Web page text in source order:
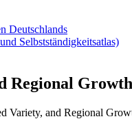
Deutschlands
Selbstständigkeitsatlas)
Regional
Variety, and Regional